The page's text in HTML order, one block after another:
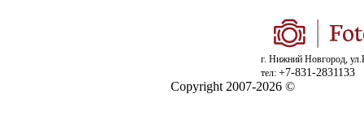
г. Нижний Новгород,
тел: +7-831-2831133
Copyright 2007-2026 ©